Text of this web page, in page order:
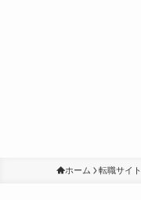
ホーム 転職サイト